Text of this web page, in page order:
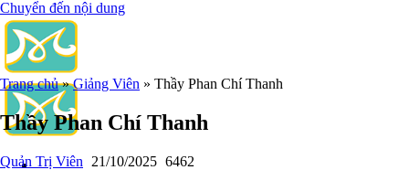
Chuyển đến nội dung
Trang chủ » Giảng Viên » Thầy Phan Chí Thanh
Thầy Phan Chí Thanh
Quản Trị Viên 21/10/2025 6462